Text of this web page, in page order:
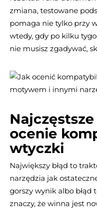
zmiana, testowane
pomaga nie tylko przy
wtedy, gdy po kilku
nie musisz zgadywać,
ocenie
wtyczki
Największy błąd to
narzędzia jak
gorszy wynik albo błąd
znaczy, że winna jest